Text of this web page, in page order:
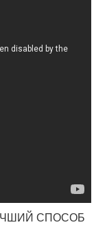
СПОСОБ